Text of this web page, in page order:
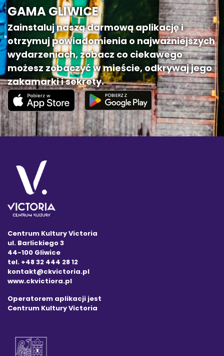
GAMA GLIWICE
Zainstaluj naszą darmową aplikację i
otrzymuj powiadomienia o najważniejszych
wydarzeniach, zobacz co ciekawego
możesz zobaczyć w mieście, odkrywaj jego
zakamarki i sekrety.
Centrum Kultury Victoria
ul. Barlickiego 3
44-100 Gliwice
tel. +48 32 444 28 12
kontakt@ckvictoria.pl
www.ckvictiora.pl
Operatorem aplikacji jest
Centrum Kultury Victoria